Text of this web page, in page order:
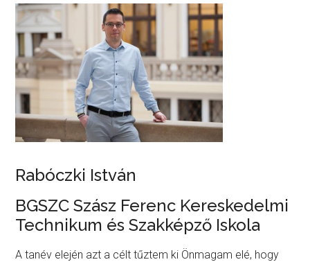
Rabóczki István
BGSZC Szász Ferenc Kereskedelmi
Technikum és Szakképző Iskola
A tanév elején azt a célt tűztem ki Önmagam elé, hogy